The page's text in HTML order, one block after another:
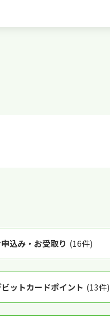
込み・お受取り (16件)
ットカードポイント (13件)